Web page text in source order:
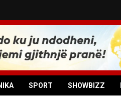
SPORT SHOWBIZZ